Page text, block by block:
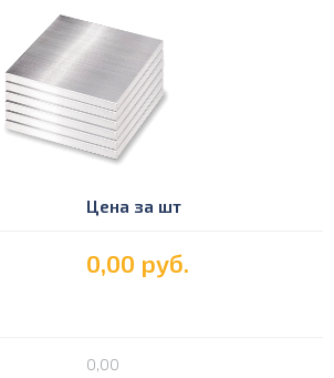
Цена за шт
0,00 руб.
0,00